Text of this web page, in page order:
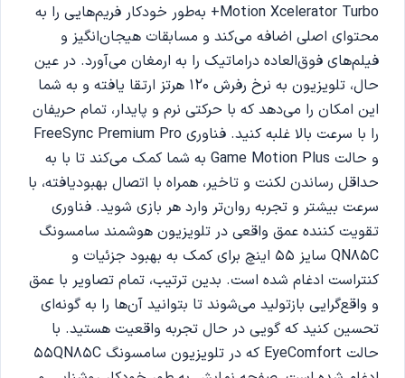
Motion Xcelerator Turbo+ به‌طور خودکار فریم‌هایی را به
محتوای اصلی اضافه می‌کند و مسابقات هیجان‌انگیز و
فیلم‌های فوق‌العاده دراماتیک را به ارمغان می‌آورد. در عین
حال، تلویزیون به نرخ رفرش 120 هرتز ارتقا یافته و به شما
این امکان را می‌دهد که با حرکتی نرم و پایدار، تمام حریفان
را با سرعت بالا غلبه کنید. فناوری FreeSync Premium Pro
و حالت Game Motion Plus به شما کمک می‌کند تا با به
حداقل رساندن لکنت و تاخیر، همراه با اتصال بهبودیافته، با
سرعت بیشتر و تجربه روان‌تر وارد هر بازی شوید. فناوری
تقویت کننده عمق واقعی در تلویزیون هوشمند سامسونگ
QN85C سایز 55 اینچ برای کمک به بهبود جزئیات و
کنتراست ادغام شده است. بدین ترتیب، تمام تصاویر با عمق
و واقع‌گرایی بازتولید می‌شوند تا بتوانید آن‌ها را به گونه‌ای
تحسین کنید که گویی در حال تجربه واقعیت هستید. با
حالت EyeComfort که در تلویزیون سامسونگ 55QN85C